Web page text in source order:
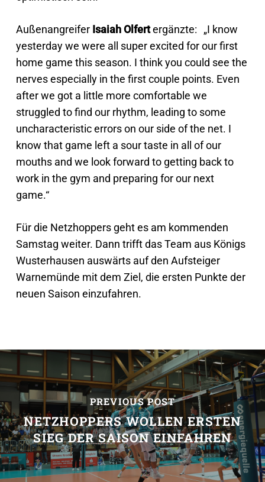
Außenangreifer Isaiah Olfertergänzte: „I know
yesterday we were all super excited for our first
home game this season. I think you could see the
nerves especially in the first couple points. Even
after we got a little more comfortable we
struggled to find our rhythm, leading to some
uncharacteristic errors on our side of the net. I
know that game left a sour taste in all of our
mouths and we look forward to getting back to
work in the gym and preparing for our next
game.“
Für die Netzhoppers geht es am kommenden
Samstag weiter. Dann trifft das Team aus Königs
Wusterhausen auswärts auf den Aufsteiger
Warnemünde mit dem Ziel, die ersten Punkte der
neuen Saison einzufahren.
PREVIOUS POST
NETZHOPPERS WOLLEN ERSTEN
SIEG DER SAISON EINFAHREN